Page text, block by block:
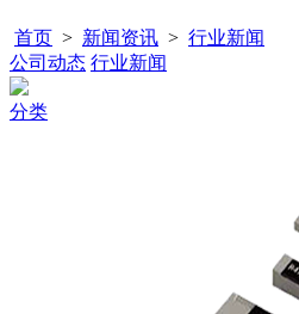
首页 > 新闻资讯 > 行业新闻
公司动态 行业新闻
分类